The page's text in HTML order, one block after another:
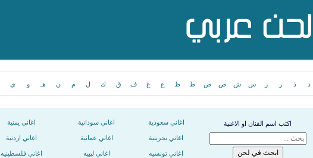
د ذ ر ز س ش ص ض ط ظ ع غ ف ق ك ل م ن هـ و ي
اكتب اسم الفنان او الاغنية اغاني سعودية اغاني سودانية اغاني يمنية
اغاني بحرينية اغاني عمانية اغاني اردنية
اغاني تونسيه اغاني ليبيه اغاني فلسطينيه